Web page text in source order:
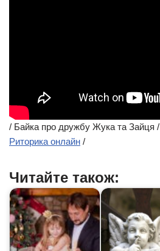
/ Байка про дружбу Жука та Зайця /
Риторика онлайн /
Читайте також: